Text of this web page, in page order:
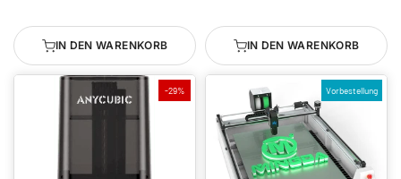
IN DEN WARENKORB IN DEN WARENKORB
-29% Vorbestellung